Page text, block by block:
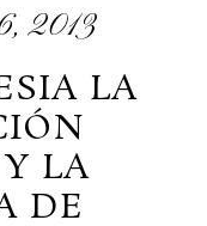
6, 2013
LA
LA
DE